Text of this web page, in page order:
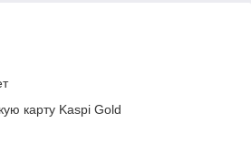
карту Kaspi Gold